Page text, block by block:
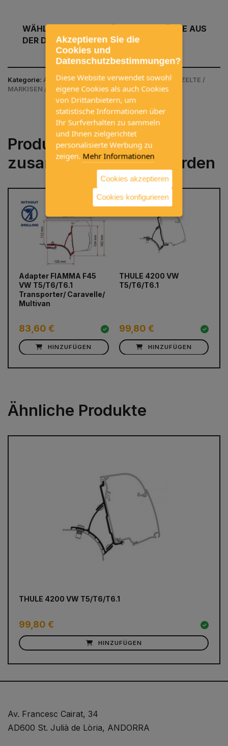
WÄHLEN SIE DIE GEWÜNSCHTE GRÖSSE AUS
DER DROP-DOWN-LISTE UNTEN
Kategorie: AUSSENAUSSTATTUNG / MARKISEN, VORZELTE /
MARKISEN / WOHNMOBIL / THULE
Produkte, die häufig
zusammen gekauft werden
Adapter FIAMMA F45
VW T5/T6/T6.1
Transporter/ Caravelle/
Multivan
83,60 €
HINZUFÜGEN
THULE 4200 VW
T5/T6/T6.1
99,80 €
HINZUFÜGEN
prev
Ähnliche Produkte
THULE 4200 VW T5/T6/T6.1
99,80 €
HINZUFÜGEN
Av. Francesc Cairat, 34
AD600 St. Julià de Lòria, ANDORRA
Akzeptieren Sie die
Cookies und
Datenschutzbestimmungen?
Diese Website verwendet sowohl
eigene Cookies als auch Cookies
von Drittanbietern, um
statistische Informationen über
Ihr Surfverhalten zu sammeln
und Ihnen zielgerichtet
personalisierte Werbung zu
zeigen. Mehr Informationen
Cookies akzeptieren
Cookies konfigurieren